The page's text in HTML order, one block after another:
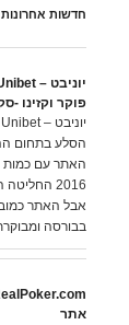
חדשות אחרונות
פוקר וקזינו -
הסלע בתחום
האתר עם כמות
אבל האתר
בבורסה
אתר